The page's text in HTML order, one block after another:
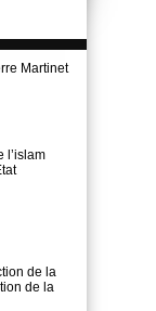
Martinet
l’islam
de la
de la